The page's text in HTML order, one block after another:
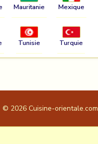
Mauritanie Mexique
Tunisie Turquie
© 2026 Cuisine-orientale.com